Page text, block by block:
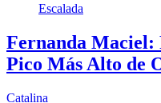
Escalada
Fernanda Maciel:
Pico Más Alto de
Catalina